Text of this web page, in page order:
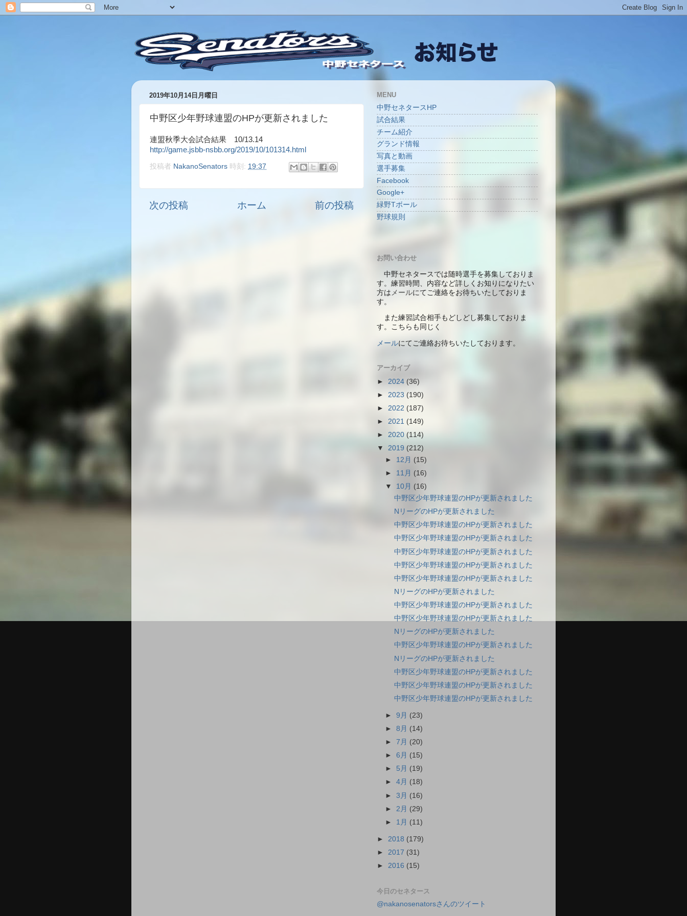
2019年10月14日月曜日
中野区少年野球連盟のHPが更新されました
連盟秋季大会試合結果 10/13.14
http://game.jsbb-nsbb.org/2019/10/101314.html
投稿者 NakanoSenators 時刻: 19:37
次の投稿 前の投稿
ホーム
MENU
中野セネタースHP
試合結果
チーム紹介
グランド情報
写真と動画
選手募集
Facebook
Google+
緑野Tボール
野球規則
お問い合わせ
中野セネタースでは随時選手を募集しておりま
す。練習時間、内容など詳しくお知りになりたい
方は メールにてご連絡をお待ちいたしておりま
す。
また練習試合相手もどしどし募集しておりま
す。こちらも同じく
メールにて ご連絡お待ちいたしております。
アーカイブ
► 2024 (36)
► 2023 (190)
► 2022 (187)
► 2021 (149)
► 2020 (114)
▼ 2019 (212)
► 12月 (15)
► 11月 (16)
▼ 10月 (16)
中野区少年野球連盟のHPが更新されました
NリーグのHPが更新されました
中野区少年野球連盟のHPが更新されました
中野区少年野球連盟のHPが更新されました
中野区少年野球連盟のHPが更新されました
中野区少年野球連盟のHPが更新されました
中野区少年野球連盟のHPが更新されました
NリーグのHPが更新されました
中野区少年野球連盟のHPが更新されました
中野区少年野球連盟のHPが更新されました
NリーグのHPが更新されました
中野区少年野球連盟のHPが更新されました
NリーグのHPが更新されました
中野区少年野球連盟のHPが更新されました
中野区少年野球連盟のHPが更新されました
中野区少年野球連盟のHPが更新されました
►9月 (23)
►8月 (14)
►7月 (20)
►6月 (15)
► 5月 (19)
►4月 (18)
►3月 (16)
► 2月 (29)
► 1月 (11)
► 2018 (179)
► 2017 (31)
► 2016 (15)
今日のセネタース
@nakanosenatorsさんのツイート